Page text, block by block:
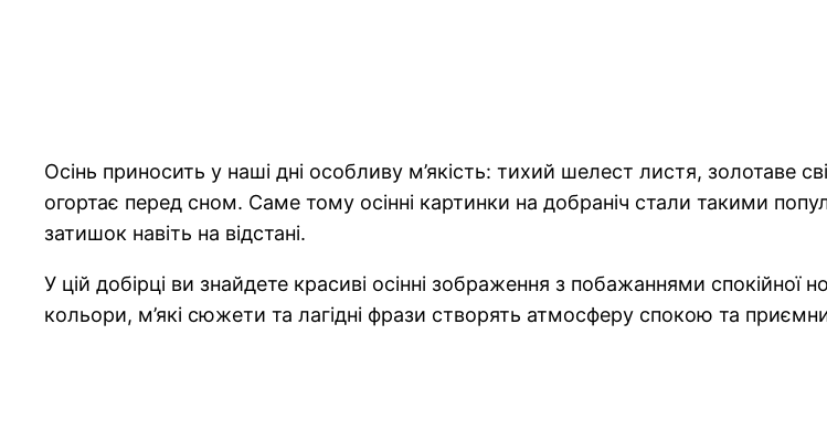
Осінь приносить у наші дні особливу м’якість: тихий шелест листя, золотаве
огортає перед сном. Саме тому осінні картинки на добраніч стали такими
затишок навіть на відстані.
У цій добірці ви знайдете красиві осінні зображення з побажаннями
кольори, м’які сюжети та лагідні фрази створять атмосферу спокою та